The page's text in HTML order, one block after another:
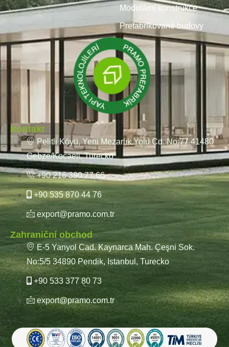
Modulární konstrukce
Prefabrikované budovy
Kontakt
Pelitli Köyü, Yeni Mezarlık Yolu Cd. No:77 41480
Gebze/Kocaeli, Turecko
+90 216 390 77 66
+90 535 870 44 76
export@pramo.com.tr
Zahraniční obchod
E-5 Yanyol Cad. Kaynarca Mah. Çeşni Sok.
No:5/5 34890 Pendik, Istanbul, Turecko
+90 533 377 80 73
export@pramo.com.tr